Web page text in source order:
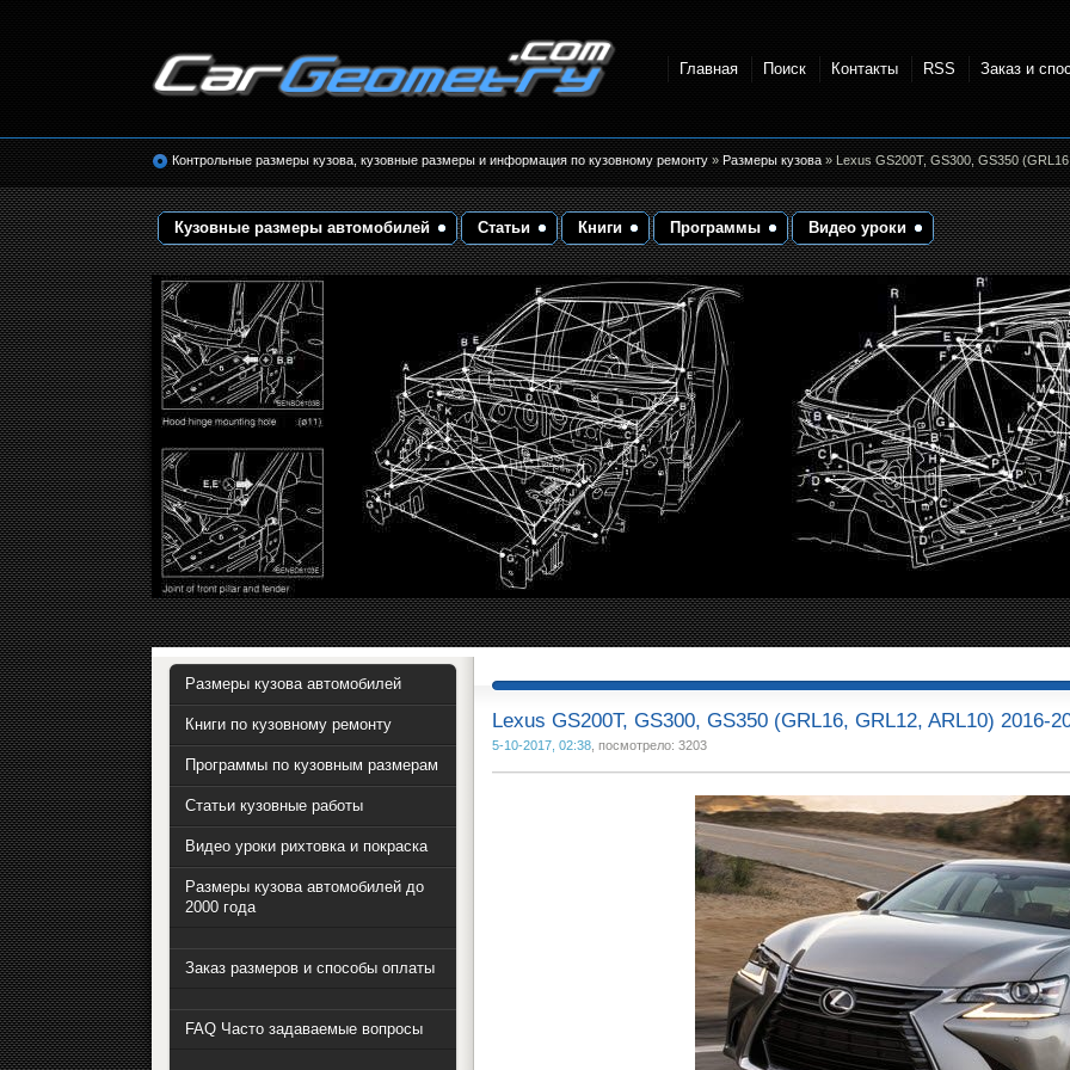
кузовные размеры. Геометрия кузова
Главная Поиск Контакты RSS Заказ и
Контрольные размеры кузова, кузовные размеры и информация по кузовному ремонту»Размеры кузова» Lexus GS200T, GS300, GS350
Кузовные размеры автомобилей Статьи Книги Программы Видео уроки
Lexus GS200T, GS300, GS350 (GRL16, GRL12, ARL10) 2016-
5-10-2017, 02:38, посмотрело: 3203
Размеры кузова автомобилей
Книги по кузовному ремонту
Программы по кузовным размерам
Статьи кузовные работы
Видео уроки рихтовка и покраска
Размеры кузова автомобилей до
2000 года
Заказ размеров и способы оплаты
FAQ Часто задаваемые вопросы